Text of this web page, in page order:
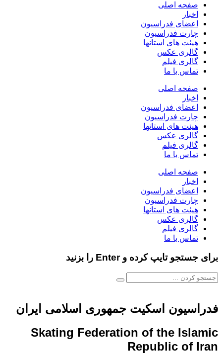
صفحه اصلی
اخبار
اعضای فدراسیون
چارت فدراسیون
هیئت های استانها
گالری عکس
گالری فیلم
تماس با ما
صفحه اصلی
اخبار
اعضای فدراسیون
چارت فدراسیون
هیئت های استانها
گالری عکس
گالری فیلم
تماس با ما
صفحه اصلی
اخبار
اعضای فدراسیون
چارت فدراسیون
هیئت های استانها
گالری عکس
گالری فیلم
تماس با ما
برای جستجو تایپ کرده و Enter را بزنید
فدراسیون اسکیت جمهوری اسلامی ایران
Skating Federation of the Islamic
Republic of Iran